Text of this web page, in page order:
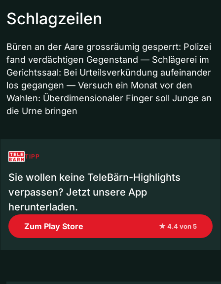
Schlagzeilen
Büren an der Aare grossräumig gesperrt: Polizei
fand verdächtigen Gegenstand — Schlägerei im
Gerichtssaal: Bei Urteilsverkündung aufeinander
los gegangen — Versuch ein Monat vor den
Wahlen: Überdimensionaler Finger soll Junge an
die Urne bringen
TIPP
Sie wollen keine TeleBärn-Highlights
verpassen? Jetzt unsere App
herunterladen.
Zum Play Store ★ 4.4 von 5